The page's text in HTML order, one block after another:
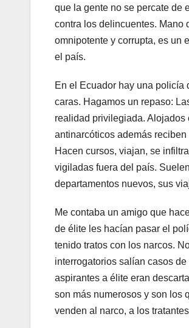
que la gente no se percate de
contra los delincuentes. Mano
omnipotente y corrupta, es un
el país.
En el Ecuador hay una policía
caras. Hagamos un repaso:
realidad privilegiada. Alojados
antinarcóticos además
Hacen cursos, viajan, se
vigiladas fuera del país.
departamentos nuevos, sus
Me contaba un amigo que
de élite les hacían pasar el
tenido tratos con los narcos.
interrogatorios salían casos
aspirantes a élite eran
son más numerosos y son los
venden al narco, a los